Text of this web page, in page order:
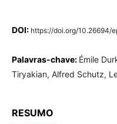
DOI: https://doi.org/10.26694/
Palavras-chave: Émile
Tiryakian, Alfred Schutz,
RESUMO